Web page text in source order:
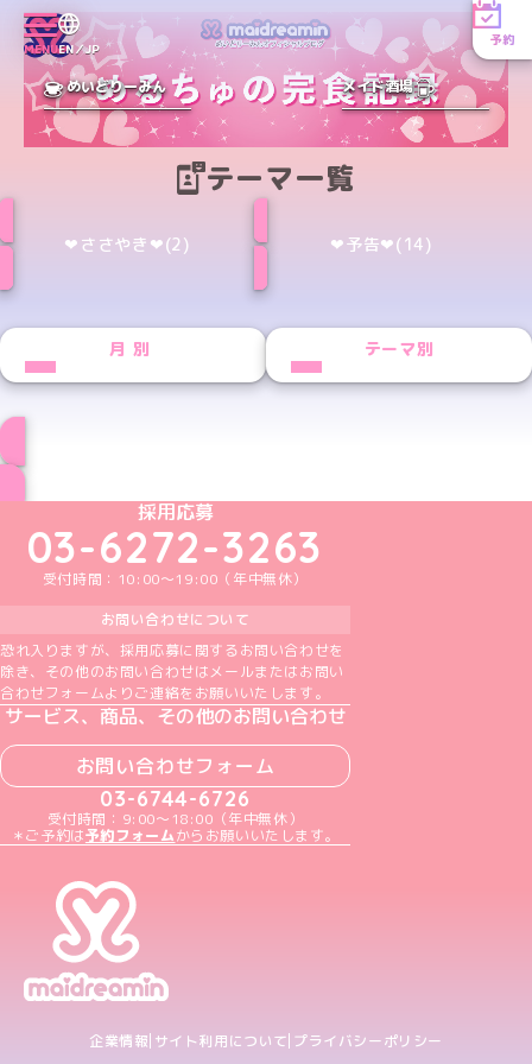
MENUEN／JP
予約
めいどりーみん メイド酒場
テーマ一覧
‪‪❤︎‬ささやき‪‪❤︎‬(2) ‪‪❤︎‬予告‪‪❤︎‬(14)
月別 テーマ別
めいどりーみんTikTok公式アカウント
めいどりーみんX公式アカウント
めいどりーみんInstagram公式アカウント
めいどりーみんFacebook公式アカウン
めいどりーみんYouTube公式アカ
採用応募
03-6272-3263
受付時間：10:00～19:00（年中無休）
お問い合わせについて
恐れ入りますが、採用応募に関するお問い合わせを
除き、その他のお問い合わせはメールまたはお問い
合わせフォームよりご連絡をお願いいたします。
サービス、商品、その他のお問い合わせ
お問い合わせフォーム
03-6744-6726
受付時間：9:00～18:00（年中無休）
＊ご予約は予約フォームからお願いいたします。
企業情報 サイト利用について プライバシーポリシー